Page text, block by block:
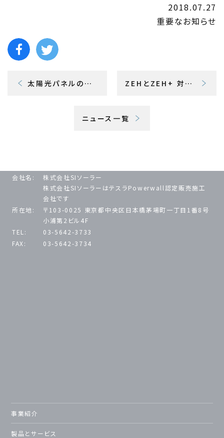
2018.07.27
重要なお知らせ
太陽光パネルの過積載について ZEHとZEH+ 対応部材について（オムロンPCS）
ニュース一覧
会社名:
株式会社SIソーラー
株式会社SIソーラーはテスラPowerwall認定販売施工
会社です
所在地:
〒103-0025 東京都中央区日本橋茅場町一丁目1番8号
小浦第2ビル4F
TEL:
03-5642-3733
FAX:
03-5642-3734
事業紹介
製品とサービス